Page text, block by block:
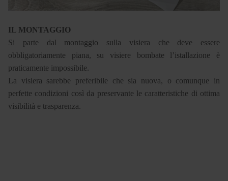
IL MONTAGGIO
Si parte dal montaggio sulla visiera che deve essere
obbligatoriamente piana, su visiere bombate l’istallazione è
praticamente impossibile.
La visiera sarebbe preferibile che sia nuova, o comunque in
perfette condizioni così da preservante le caratteristiche di ottima
visibilità e trasparenza.